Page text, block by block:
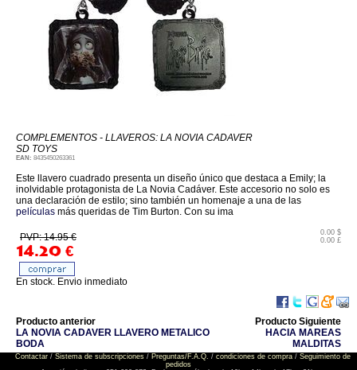
COMPLEMENTOS - LLAVEROS: LA NOVIA CADAVER
SD TOYS
EAN: 8435450263361
Este llavero cuadrado presenta un diseño único que destaca a Emily; la
inolvidable protagonista de La Novia Cadáver. Este accesorio no solo es
una declaración de estilo; sino también un homenaje a una de las
películas más queridas de Tim Burton. Con su ima
PVP: 14.95 €
14.20 €
0.00 $
0.00 £
En stock. Envio inmediato
Producto anterior
LA NOVIA CADAVER LLAVERO METALICO
BODA
Producto Siguiente
HACIA MAREAS
MALDITAS
Contactar/ Sistema de subscripciones/ Preguntas/F.A.Q. / condiciones de compra/ Seguimiento de
pedidos